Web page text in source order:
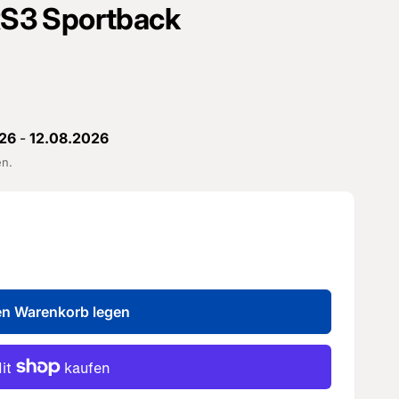
Sportback
- 12.08.2026
Warenkorb legen